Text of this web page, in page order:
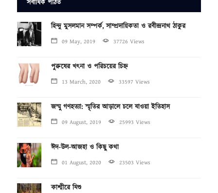
সর্বাধিক পঠিত
হিন্দু মুসলমান সম্পর্ক, সাম্প্রদায়িকতা ও রবীন্দ্রনাথ ঠাকুর
09 May, 2019 37726 Views
পুরুষের খৎনা ও পরিচয়ের চিহ্ন
13 March, 2020 33597 Views
জম্মু গণহত্যা: স্মৃতির আড়ালে চলে যাওয়া ইতিহাস
09 August, 2019 25993 Views
ঈদ-উল-আজহা ও কিছু কথা
01 August, 2020 23503 Views
কাশ্মীরে যিশু